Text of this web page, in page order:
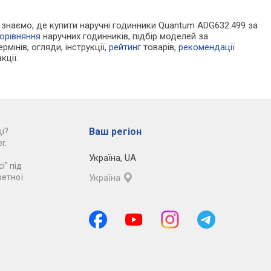
де купити наручні годинники Quantum ADG632.499 за
наручних годинників, підбір моделей за
огляди, інструкції,рейтинг товарів,рекомендації
під
Ваш регіон
Україна, UA
Україна